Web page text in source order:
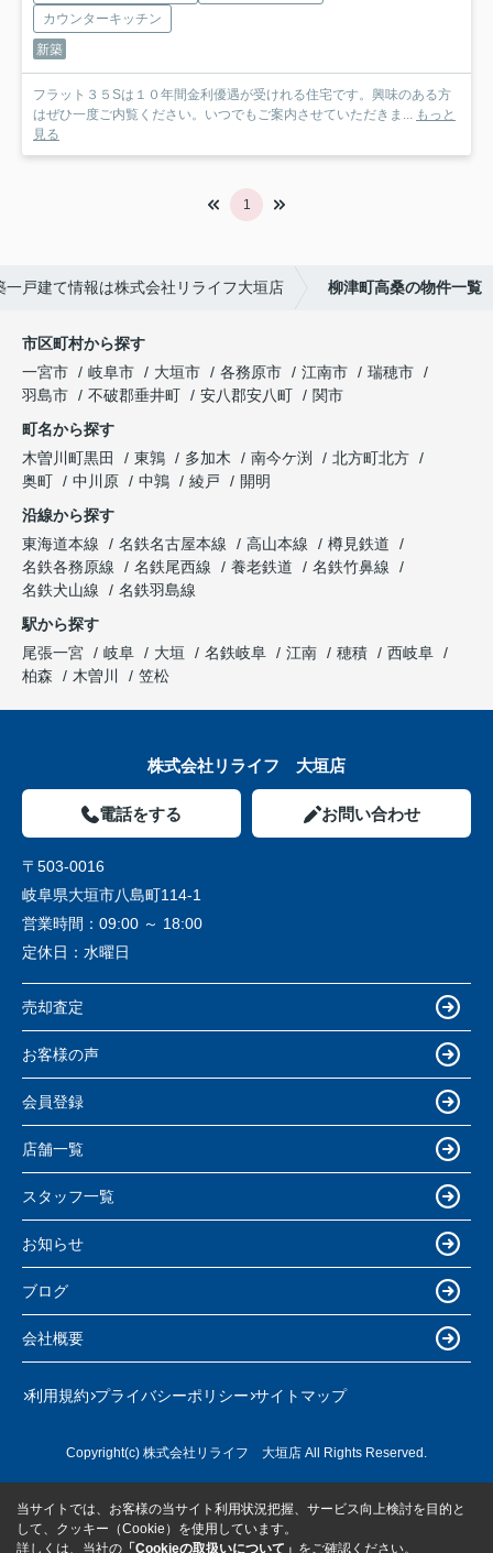
カウンターキッチン
新築
フラット３５Sは１０年間金利優遇が受けれる住宅です。興味のある方
はぜひ一度ご内覧ください。いつでもご案内させていただきま... もっと
見る
1
戸建て情報は株式会社リライフ大垣店 柳津町高桑の物件一覧
市区町村から探す
一宮市
岐阜市 大垣市 各務原市 江南市
瑞穂市
羽島市
不破郡垂井町 安八郡安八町
関市
町名から探す
木曽川町黒田
東鶉 多加木 南今ケ渕
北方町北方
奥町
中川原 中鶉 綾戸
開明
沿線から探す
東海道本線
名鉄名古屋本線 高山本線
樽見鉄道
名鉄各務原線
名鉄尾西線 養老鉄道
名鉄竹鼻線
名鉄犬山線
名鉄羽島線
駅から探す
尾張一宮
岐阜 大垣 名鉄岐阜 江南 穂積
西岐阜
柏森
木曽川 笠松
株式会社リライフ 大垣店
電話をする お問い合わせ
〒503-0016
岐阜県大垣市八島町114-1
営業時間： 09:00 ～ 18:00
定休日： 水曜日
売却査定
お客様の声
会員登録
店舗一覧
スタッフ一覧
お知らせ
ブログ
会社概要
利用規約 プライバシーポリシー サイトマップ
Copyright(c) 株式会社リライフ 大垣店 All Rights Reserved.
当サイトでは、お客様の当サイト利用状況把握、サービス向上検討を目的と
して、クッキー（Cookie）を使用しています。
詳しくは、当社の 「Cookieの取扱いについて」 をご確認ください。